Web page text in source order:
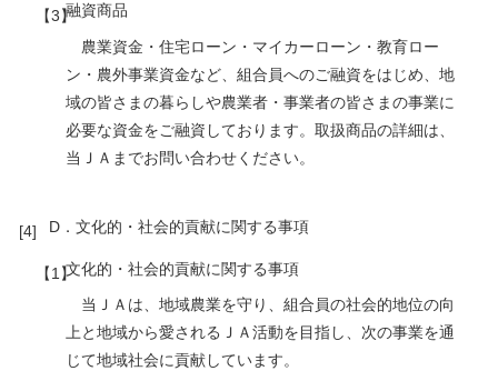
融資商品
農業資金・住宅ローン・マイカーローン・教育ロー
ン・農外事業資金など、組合員へのご融資をはじめ、地
域の皆さまの暮らしや農業者・事業者の皆さまの事業に
必要な資金をご融資しております。取扱商品の詳細は、
当ＪＡまでお問い合わせください。
D．文化的・社会的貢献に関する事項
文化的・社会的貢献に関する事項
当ＪＡは、地域農業を守り、組合員の社会的地位の向
上と地域から愛されるＪＡ活動を目指し、次の事業を通
じて地域社会に貢献しています。